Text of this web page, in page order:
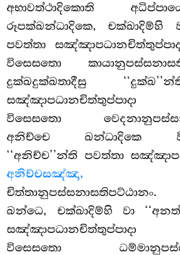
අභාවත්ථාදිකොති
රූපක්ඛන්ධාදිකෙ, චක්ඛාදිම්හි
පවත්තා
විසෙසතො
දුක්ඛදුක්ඛතාදීසු
විසෙසතො
අනිච්චෙ ඛන්ධාදිකෙ
‘‘අනිච්ච’’න්ති පවත්තා
අනිච්චසඤ්ඤා,
චිත්තානුපස්සනාසතිපට්ඨානං.
ඛන්ධෙ, චක්ඛාදිම්හි වා
සඤ්ඤාපධානචිත්තුප්පාදා
විසෙසතො